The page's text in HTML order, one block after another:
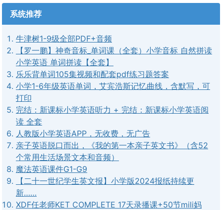
系统推荐
牛津树1-9级全部PDF+音频
【罗一鹏】神奇音标_单词课（全套）小学音标 自然拼读
小学英语 单词拼读【全套】
乐乐背单词105集视频和配套pdf练习题答案
小学1-6年级英语单词，艾宾浩斯记忆曲线，含默写，可
打印
完结：新课标小学英语听力 + 完结：新课标小学英语阅
读 全套
人教版小学英语APP，无收费，无广告
亲子英语脱口而出，《我的第一本亲子英文书》（含52
个常用生活场景文本和音频）
魔法英语课件G1-G9
【二十一世纪学生英文报】小学版2024报纸持续更
新……
XDF任老师KET COMPLETE 17天录播课+50节mili妈